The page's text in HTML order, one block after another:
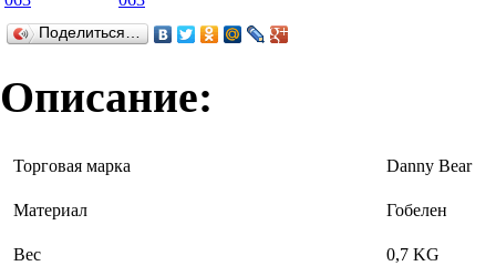
Поделиться…
Описание:
Торговая марка Danny Bear
Материал Гобелен
Вес 0,7 KG